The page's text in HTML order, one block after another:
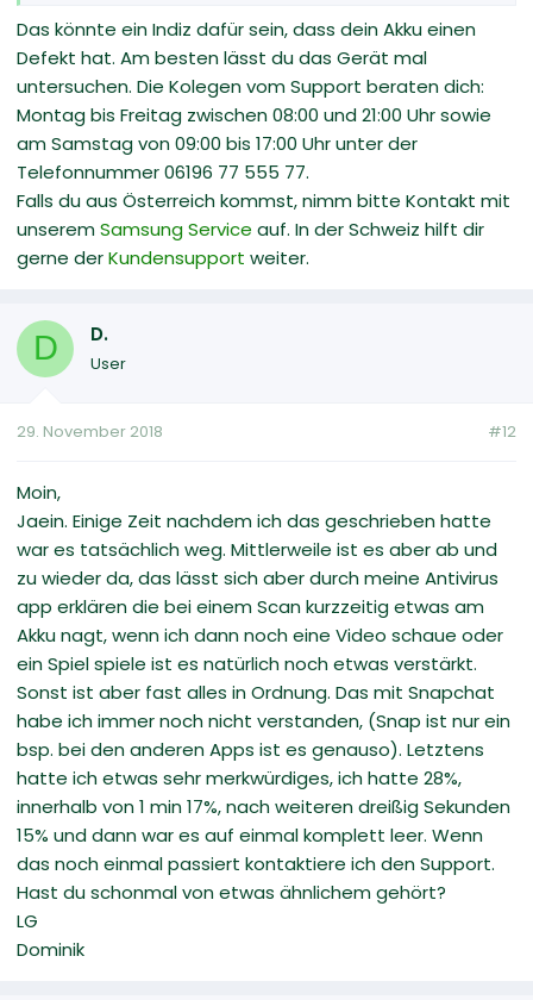
Das könnte ein Indiz dafür sein, dass dein Akku einen
Defekt hat. Am besten lässt du das Gerät mal
untersuchen. Die Kolegen vom Support beraten dich:
Montag bis Freitag zwischen 08:00 und 21:00 Uhr sowie
am Samstag von 09:00 bis 17:00 Uhr unter der
Telefonnummer 06196 77 555 77.
Falls du aus Österreich kommst, nimm bitte Kontakt mit
unseremSamsung Service auf. In der Schweiz hilft dir
gerne derKundensupport weiter.
D D.
User
29. November 2018 #12
Moin,
Jaein. Einige Zeit nachdem ich das geschrieben hatte
war es tatsächlich weg. Mittlerweile ist es aber ab und
zu wieder da, das lässt sich aber durch meine Antivirus
app erklären die bei einem Scan kurzzeitig etwas am
Akku nagt, wenn ich dann noch eine Video schaue oder
ein Spiel spiele ist es natürlich noch etwas verstärkt.
Sonst ist aber fast alles in Ordnung. Das mit Snapchat
habe ich immer noch nicht verstanden, (Snap ist nur ein
bsp. bei den anderen Apps ist es genauso). Letztens
hatte ich etwas sehr merkwürdiges, ich hatte 28%,
innerhalb von 1 min 17%, nach weiteren dreißig Sekunden
15% und dann war es auf einmal komplett leer. Wenn
das noch einmal passiert kontaktiere ich den Support.
Hast du schonmal von etwas ähnlichem gehört?
LG
Dominik